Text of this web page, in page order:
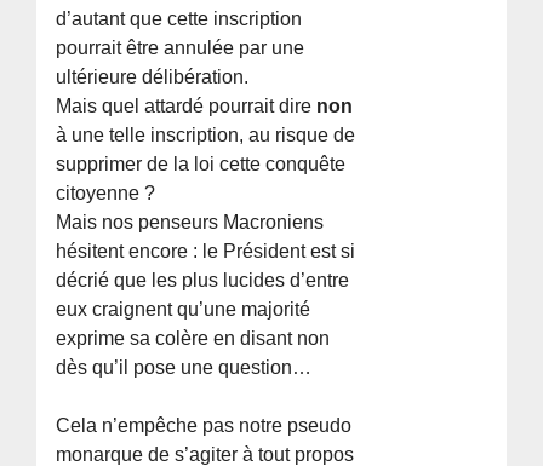
d’autant que cette inscription
pourrait être annulée par une
ultérieure délibération.
Mais quel attardé pourrait dire non
à une telle inscription, au risque de
supprimer de la loi cette conquête
citoyenne ?
Mais nos penseurs Macroniens
hésitent encore : le Président est si
décrié que les plus lucides d’entre
eux craignent qu’une majorité
exprime sa colère en disant non
dès qu’il pose une question…
Cela n’empêche pas notre pseudo
monarque de s’agiter à tout propos